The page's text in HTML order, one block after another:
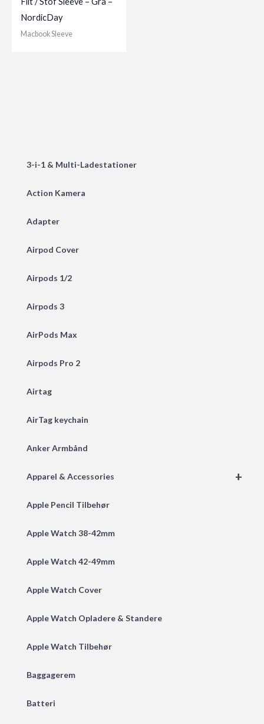
3-i-1 & Multi-Ladestationer
Action Kamera
Adapter
Airpod Cover
Airpods 1/2
Airpods 3
AirPods Max
Airpods Pro 2
Airtag
AirTag keychain
Anker Armbånd
+
Apparel & Accessories
Apple Pencil Tilbehør
Apple Watch 38-42mm
Apple Watch 42-49mm
Apple Watch Cover
Apple Watch Opladere & Standere
Apple Watch Tilbehør
Baggagerem
Batteri
NordicDay
Macbook Sleeve